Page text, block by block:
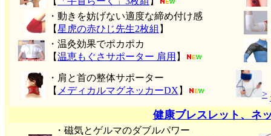
・動きを妨げない適度な締め付け感
【星虎の赤ひじ先生2枚組 】
・温灸効果でポカポカ
【温恵もぐさサポーター 肩用 】
・肩と首の整体サポーター
【 メディカルマグネッカーDX 】 >
健康ブレスレット、ネ
・磁気とゲルマのダブルパワー